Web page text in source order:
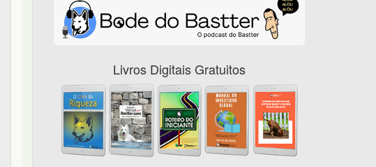
Livros Digitais Gratuitos